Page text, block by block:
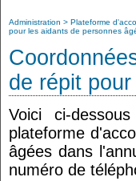
Administration
Plateforme
pour les aidants de personnes
de répit
Voici ci-
plateforme
âgées dans
numéro de